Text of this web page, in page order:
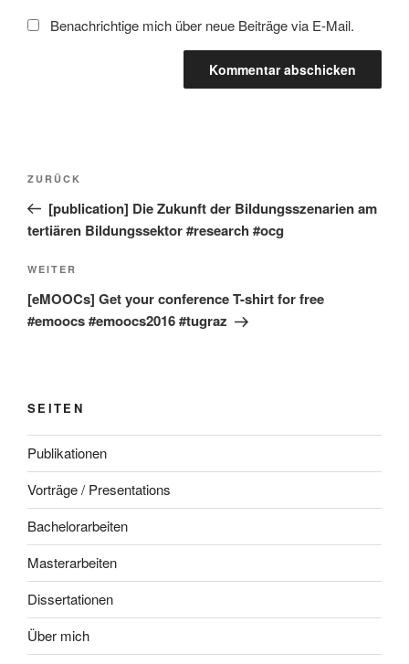
Benachrichtige mich über neue Beiträge via E-Mail.
Beitragsnavigation
Vorheriger
Beitrag
ZURÜCK
[publication] Die Zukunft der Bildungsszenarien am
tertiären Bildungssektor #research #ocg
Nächster
Beitrag
WEITER
[eMOOCs] Get your conference T-shirt for free
#emoocs #emoocs2016 #tugraz
SEITEN
Publikationen
Vorträge / Presentations
Bachelorarbeiten
Masterarbeiten
Dissertationen
Über mich